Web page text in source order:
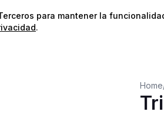
⭐️¡Envíos gratis para pedidos
Home
para mantener la
.